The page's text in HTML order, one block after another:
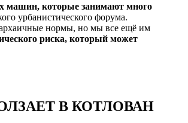
машин, которые занимают много
урбанистического форума.
архаичные нормы, но мы все ещё им
риска, который может
В КОТЛОВАН